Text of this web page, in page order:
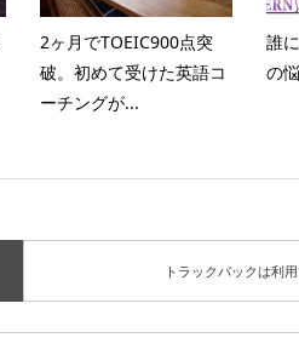
2ヶ月でTOEIC900点突
破。初めて受けた英語コ
ーチングが...
誰
の
トラックバックは利用